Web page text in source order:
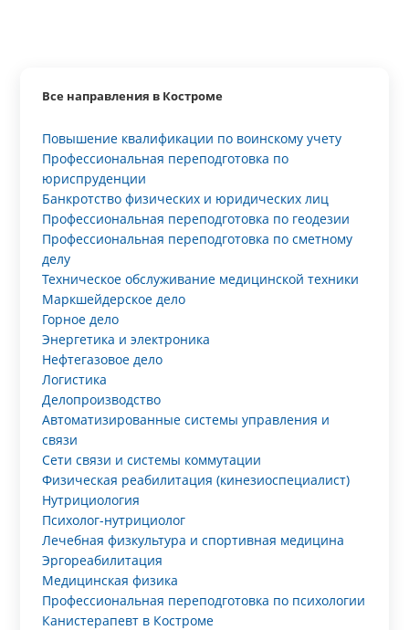
Все направления в Костроме
Повышение квалификации по воинскому учету
Профессиональная переподготовка по
юриспруденции
Банкротство физических и юридических лиц
Профессиональная переподготовка по геодезии
Профессиональная переподготовка по сметному
делу
Техническое обслуживание медицинской техники
Маркшейдерское дело
Горное дело
Энергетика и электроника
Нефтегазовое дело
Логистика
Делопроизводство
Автоматизированные системы управления и
связи
Сети связи и системы коммутации
Физическая реабилитация (кинезиоспециалист)
Нутрициология
Психолог-нутрициолог
Лечебная физкультура и спортивная медицина
Эргореабилитация
Медицинская физика
Профессиональная переподготовка по психологии
Канистерапевт в Костроме